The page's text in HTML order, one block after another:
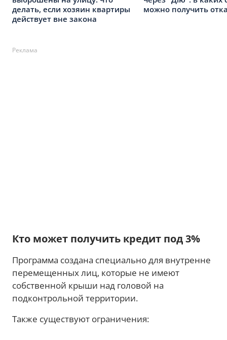
делать, если хозяин квартиры
действует вне закона
можно получить
Реклама
Кто может получить кредит под 3%
Программа создана специально для внутренне
перемещенных лиц, которые не имеют
собственной крыши над головой на
подконтрольной территории.
Также существуют ограничения: